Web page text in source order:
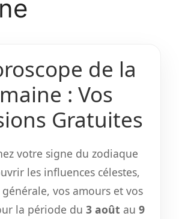
de la
: Vos
Gratuites
votre signe du zodiaque
les influences célestes,
vos amours et vos
la période du 3 août au 9